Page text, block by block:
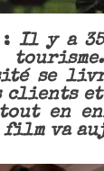
: Il y a 35
se
clients et
en
film va